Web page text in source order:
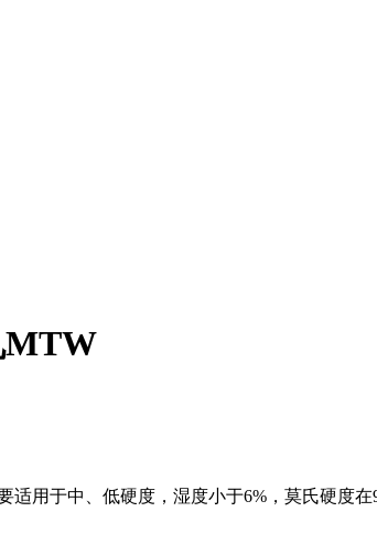
MTW
用于中、低硬度，湿度小于6%，莫氏硬度